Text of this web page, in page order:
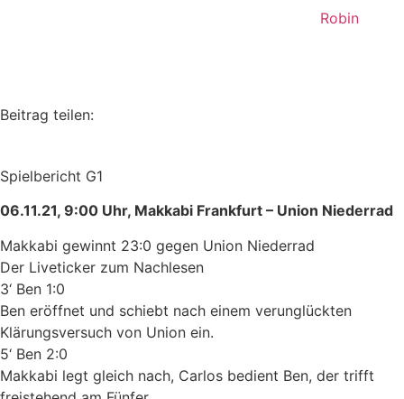
Robin
Beitrag teilen:
Spielbericht G1
06.11.21, 9:00 Uhr, Makkabi Frankfurt – Union Niederrad
Makkabi gewinnt 23:0 gegen Union Niederrad
Der Liveticker zum Nachlesen
3‘ Ben 1:0
Ben eröffnet und schiebt nach einem verunglückten
Klärungsversuch von Union ein.
5‘ Ben 2:0
Makkabi legt gleich nach, Carlos bedient Ben, der trifft